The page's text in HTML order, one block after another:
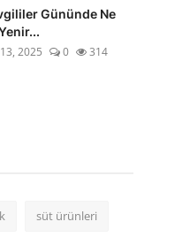
Gününde Ne
2025 0 314
süt ürünleri